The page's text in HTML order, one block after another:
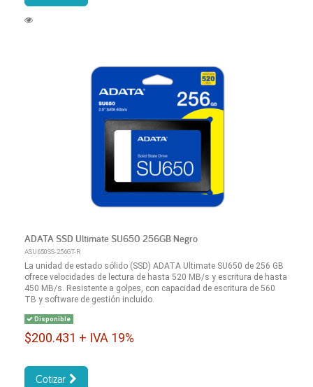
ADATA SSD Ultimate SU650 256GB Negro
ASU650SS-256GT-R
La unidad de estado sólido (SSD) ADATA Ultimate SU650 de 256 GB
ofrece velocidades de lectura de hasta 520 MB/s y escritura de hasta
450 MB/s. Resistente a golpes, con capacidad de escritura de 560
TB y software de gestión incluido.
Disponible
$200.431 + IVA 19%
Cotizar